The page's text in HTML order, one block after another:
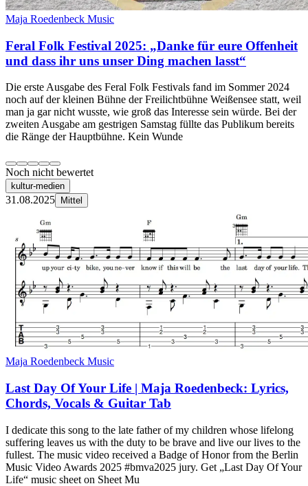
Maja Roedenbeck Music
Feral Folk Festival 2025: „Danke für eure Offenheit
und dass ihr uns unser Ding machen lasst“
Die erste Ausgabe des Feral Folk Festivals fand im Sommer 2024
noch auf der kleinen Bühne der Freilichtbühne Weißensee statt, weil
man ja gar nicht wusste, wie groß das Interesse sein würde. Bei der
zweiten Ausgabe am gestrigen Samstag füllte das Publikum bereits
die Ränge der Hauptbühne. Kein Wunde
Noch nicht bewertet
kultur-medien
31.08.2025 Mittel
Maja Roedenbeck Music
Last Day Of Your Life | Maja Roedenbeck: Lyrics,
Chords, Vocals & Guitar Tab
I dedicate this song to the late father of my children whose lifelong
suffering leaves us with the duty to be brave and live our lives to the
fullest. The music video received a Badge of Honor from the Berlin
Music Video Awards 2025 #bmva2025 jury. Get „Last Day Of Your
Life“ music sheet on Sheet Mu